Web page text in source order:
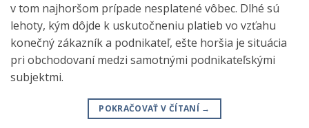
v tom najhoršom prípade nesplatené vôbec. Dlhé sú
lehoty, kým dôjde k uskutočneniu platieb vo vzťahu
konečný zákazník a podnikateľ, ešte horšia je situácia
pri obchodovaní medzi samotnými podnikateľskými
subjektmi.
POKRAČOVAŤ V ČÍTANÍ →